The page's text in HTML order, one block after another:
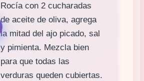
Rocía con 2 cucharadas
de aceite de oliva, agrega
la mitad del ajo picado, sal
y pimienta. Mezcla bien
para que todas las
verduras queden cubiertas.